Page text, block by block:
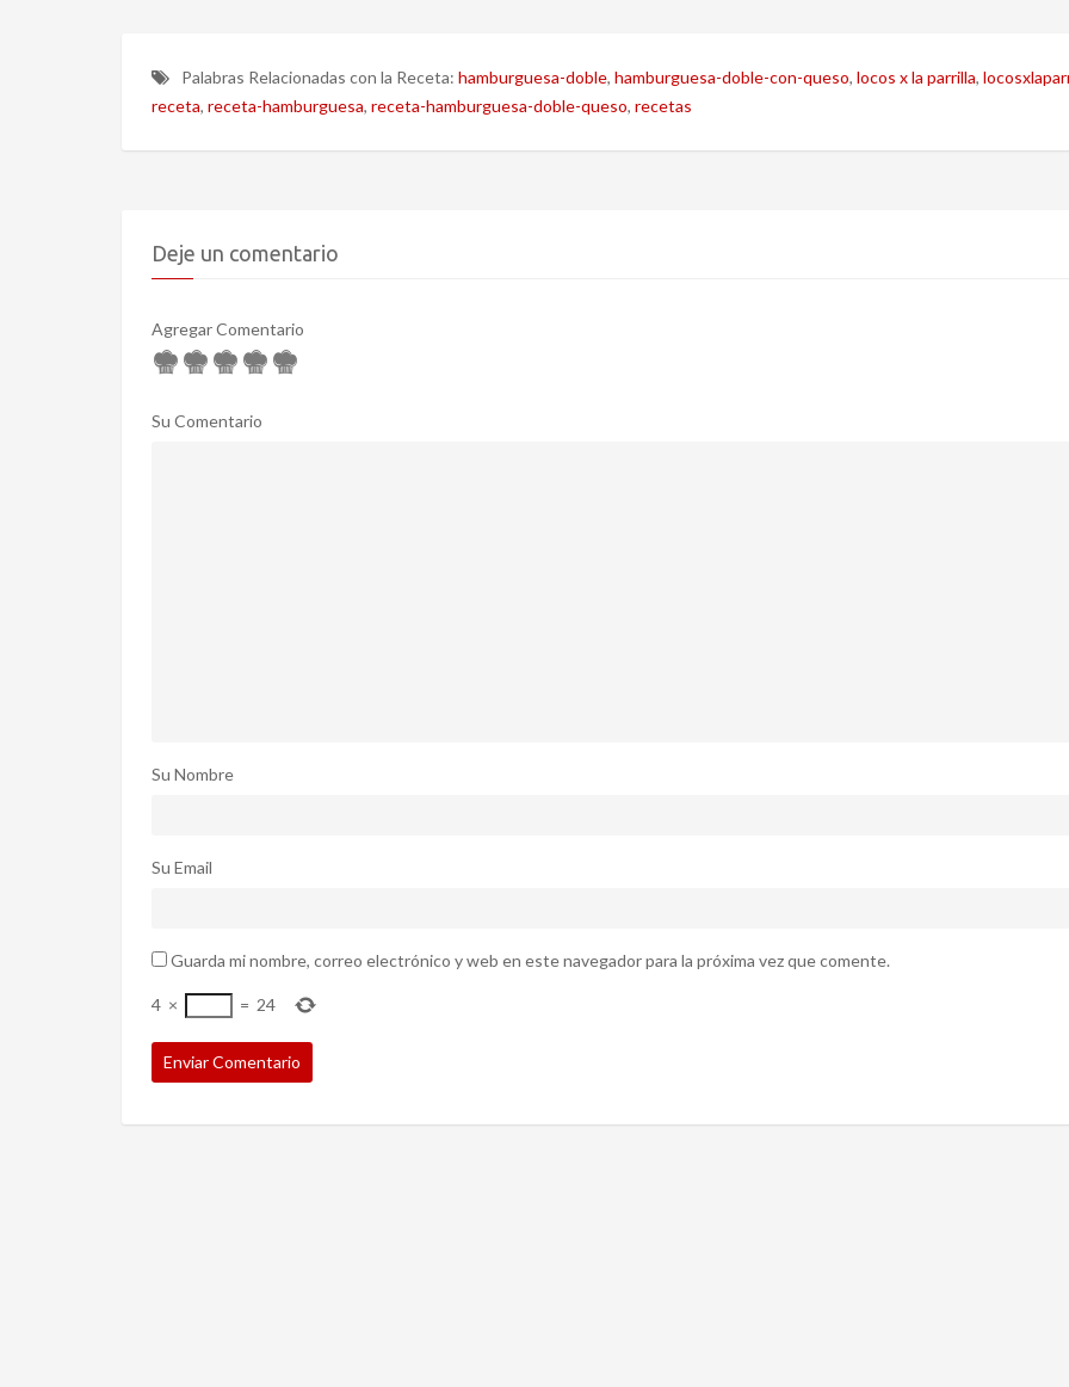
Palabras Relacionadas con la Receta: hamburguesa-doble, hamburguesa-doble-con-queso, locos x la parrilla,
receta, receta-hamburguesa, receta-hamburguesa-doble-queso, recetas
Deje un comentario
Agregar Comentario
Su Comentario
Su Nombre
Su Email
Guarda mi nombre, correo electrónico y web en este navegador para la próxima vez que comente.
4 × = 24